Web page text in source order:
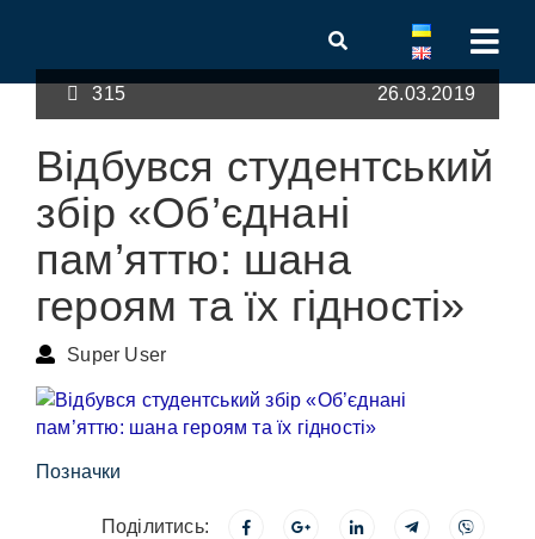
315 26.03.2019
Відбувся студентський
збір «Об’єднані
пам’яттю: шана
героям та їх гідності»
Super User
Позначки
Поділитись: